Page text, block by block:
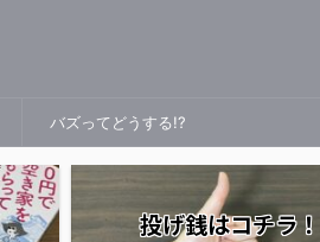
バズってどうする!?
投げ銭はコチラ！